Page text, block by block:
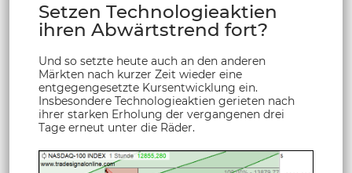
Setzen Technologieaktien
ihren Abwärtstrend fort?
Und so setzte heute auch an den anderen
Märkten nach kurzer Zeit wieder eine
entgegengesetzte Kursentwicklung ein.
Insbesondere Technologieaktien gerieten nach
ihrer starken Erholung der vergangenen drei
Tage erneut unter die Räder.